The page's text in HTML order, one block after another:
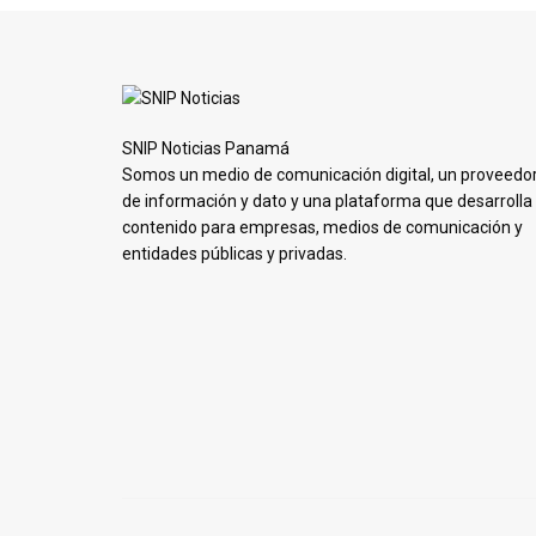
SNIP Noticias Panamá
Somos un medio de comunicación digital, un
de información y dato y una plataforma que desarrolla
contenido para empresas, medios de comunicación y
entidades públicas y privadas.